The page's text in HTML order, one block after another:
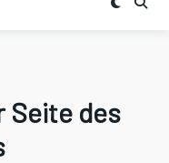
Seite des